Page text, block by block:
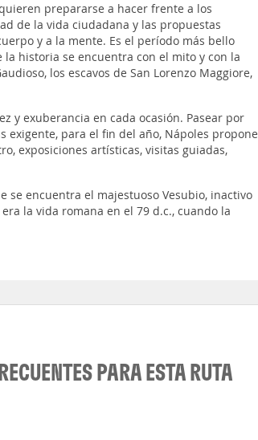
prepararse a hacer frente a los
de la vida ciudadana y las propuestas
y a la mente. Es el período más bello
historia se encuentra con el mito y con la
los escavos de San Lorenzo Maggiore,
y exuberancia en cada ocasión. Pasear por
exigente, para el fin del año, Nápoles propone
exposiciones artísticas, visitas guiadas,
se encuentra el majestuoso Vesubio, inactivo
la vida romana en el 79 d.c., cuando la
PARA ESTA RUTA